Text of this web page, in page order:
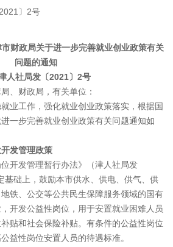
〕2号
财政局关于进一步完善就业创业政策有关
问题的通知
人社局发〔2021〕2号
、财政局，有关单位：
业工作，强化就业创业政策落实，根据国
一步完善就业创业政策有关问题通知如
发管理政策
开发管理暂行办法》（津人社局发
基础上，鼓励本市供水、供电、供气、供
铁、公交等公共民生保障服务领域的国有
开发公益性岗位，用于安置就业困难人员
贴和社会保险补贴。有条件的公益性岗位
益性岗位安置人员的待遇标准。